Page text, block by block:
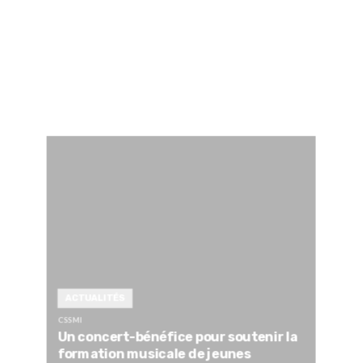
CSSMI
Un concert-bénéfice pour soutenir la
formation musicale de jeunes